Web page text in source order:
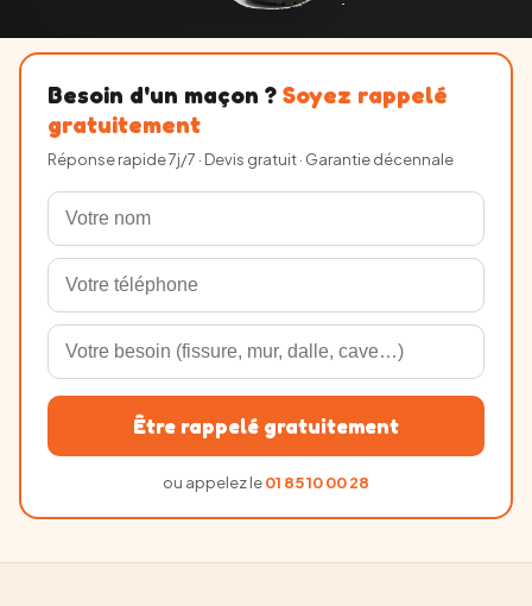
Besoin d'un maçon ? Soyez rappelé
gratuitement
Réponse rapide 7j/7 · Devis gratuit · Garantie décennale
Être rappelé gratuitement
ou appelez le01 85 10 00 28